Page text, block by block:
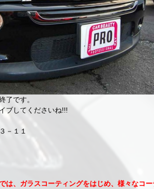
了です。
ブしてくださいね!!!
－１１
は、ガラスコーティングをはじめ、様々なコ